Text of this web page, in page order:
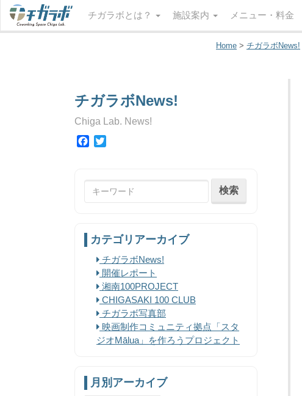
チガラボとは？ 施設案内 メニュー・料金
Home > チガラボNews!
チガラボNews!
Chiga Lab. News!
Facebook
カテゴリアーカイブ
チガラボNews!
開催レポート
湘南100PROJECT
CHIGASAKI 100 CLUB
チガラボ写真部
映画制作コミュニティ拠点「スタ
ジオMālua」を作ろうプロジェクト
月別アーカイブ